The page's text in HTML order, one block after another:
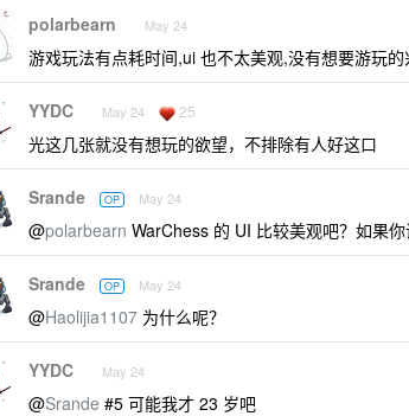
polarbearn May 24
游戏玩法有点耗时间,ui 也不太美观,没有想要游玩的
YYDC May 24 25
光这几张就没有想玩的欲望，不排除有人好这口
Srande OP May 24
@polarbearn WarChess 的 UI 比较美观吧？如果
Srande OP May 24
@Haolijia1107 为什么呢？
YYDC May 24
@Srande #5 可能我才 23 岁吧